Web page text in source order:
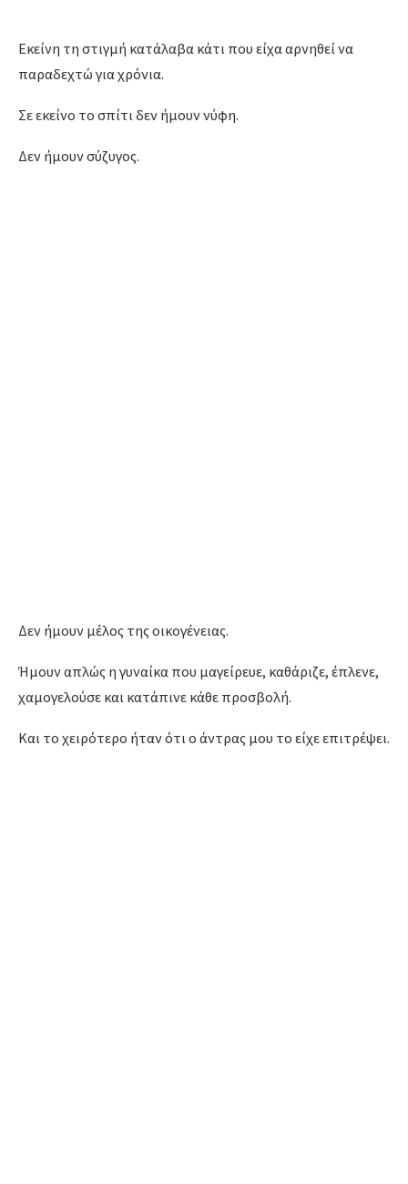
Εκείνη τη στιγμή κατάλαβα κάτι που είχα αρνηθεί να
παραδεχτώ για χρόνια.
Σε εκείνο το σπίτι δεν ήμουν νύφη.
Δεν ήμουν σύζυγος.
Δεν ήμουν μέλος της οικογένειας.
Ήμουν απλώς η γυναίκα που μαγείρευε, καθάριζε, έπλενε,
χαμογελούσε και κατάπινε κάθε προσβολή.
Και το χειρότερο ήταν ότι ο άντρας μου το είχε επιτρέψει.